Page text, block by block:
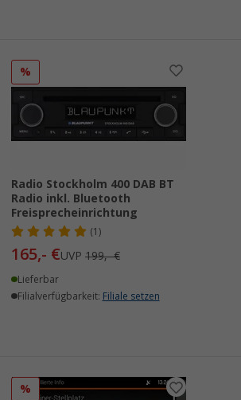
%
Radio Stockholm 400 DAB BT
Radio inkl. Bluetooth
Freisprecheinrichtung
(1)
165,- €UVP199,- €
Lieferbar
Filialverfügbarkeit: Filiale setzen
%